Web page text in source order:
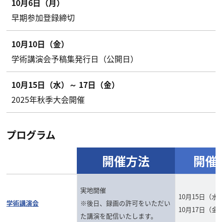
10月6日（月）
早期参加登録締切
10月10日（金）
学術講演会予稿集発行日（公開日）
10月15日（水）～ 17日（金）
2025年秋季大会開催
プログラム
開催方法 開催
学術講演会
実地開催
※後日、録画の許可をいただい
た講演を配信いたします。
10月15日（水
10月17日（金